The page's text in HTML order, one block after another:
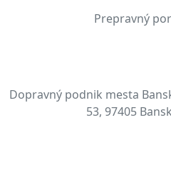
Prepravný
Dopravný podnik mesta
53, 97405